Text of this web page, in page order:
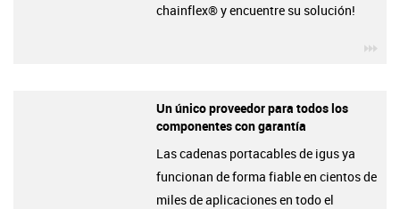
chainflex® y encuentre su solución!
Un único proveedor para todos los
componentes con garantía
Las cadenas portacables de igus ya
funcionan de forma fiable en cientos de
miles de aplicaciones en todo el